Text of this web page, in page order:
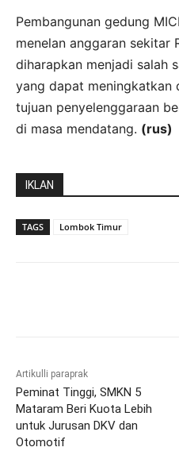
Pembangunan gedung
menelan anggaran sekitar
diharapkan menjadi salah
yang dapat meningkatkan
tujuan penyelenggaraan
di masa mendatang. (rus)
IKLAN
TAGS Lombok Timur
Artikulli paraprak
Peminat Tinggi, SMKN 5
Mataram Beri Kuota Lebih
untuk Jurusan DKV dan
Otomotif